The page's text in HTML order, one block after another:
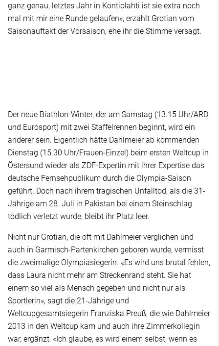
ganz genau, letztes Jahr in Kontiolahti ist sie extra noch
mal mit mir eine Runde gelaufen», erzählt Grotian vom
Saisonauftakt der Vorsaison, ehe ihr die Stimme versagt.
Der neue Biathlon-Winter, der am Samstag (13.15 Uhr/ARD
und Eurosport) mit zwei Staffelrennen beginnt, wird ein
anderer sein. Eigentlich hätte Dahlmeier ab kommenden
Dienstag (15.30 Uhr/Frauen-Einzel) beim ersten Weltcup in
Östersund wieder als ZDF-Expertin mit ihrer Expertise das
deutsche Fernsehpublikum durch die Olympia-Saison
geführt. Doch nach ihrem tragischen Unfalltod, als die 31-
Jährige am 28. Juli in Pakistan bei einem Steinschlag
tödlich verletzt wurde, bleibt ihr Platz leer.
Nicht nur Grotian, die oft mit Dahlmeier verglichen und
auch in Garmisch-Partenkirchen geboren wurde, vermisst
die zweimalige Olympiasiegerin. «Es wird uns brutal fehlen,
dass Laura nicht mehr am Streckenrand steht. Sie hat
einem so viel als Mensch gegeben und nicht nur als
Sportlerin», sagt die 21-Jährige und
Weltcupgesamtsiegerin Franziska Preuß, die wie Dahlmeier
2013 in den Weltcup kam und auch ihre Zimmerkollegin
war, ergänzt: «Ich glaube, es wird einem selbst, wenn es